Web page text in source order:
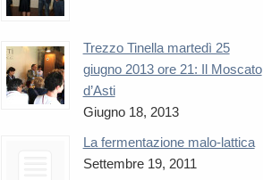
Trezzo Tinella martedì 25
giugno 2013 ore 21: Il Moscato
d’Asti
Giugno 18, 2013
La fermentazione malo-lattica
Settembre 19, 2011